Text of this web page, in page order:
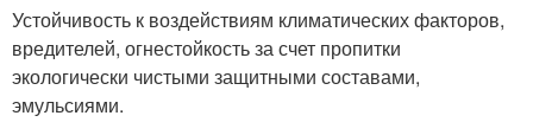
Устойчивость к воздействиям климатических факторов,
вредителей, огнестойкость за счет пропитки
экологически чистыми защитными составами,
эмульсиями.